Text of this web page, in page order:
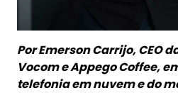
Por Emerson Carrijo, CEO
Vocom e Appego Coffee,
telefonia em nuvem e do